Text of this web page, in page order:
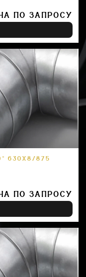
ПО ЗАПРОСУ
630Х8/875
ПО ЗАПРОСУ